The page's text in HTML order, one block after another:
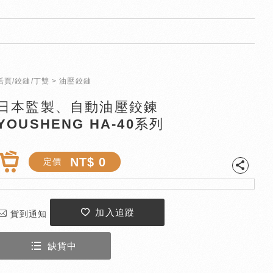
頁/鉸鏈/丁雙 油壓鉸鏈
本監製、自動油壓鉸鍊
HA-40系列
定價 NT$ 0
貨到通知 加入追蹤
缺貨中